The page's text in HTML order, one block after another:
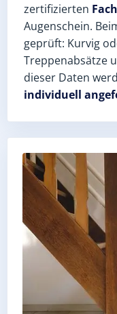
zertifizierten
Augenschein.
geprüft: Kurvig
Treppenabsätze
dieser Daten
individuell
Schneller,